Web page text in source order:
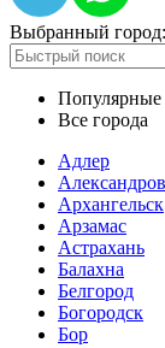
Выбранный город:
Популярные
Все города
Адлер
Александров
Архангельск
Арзамас
Астрахань
Балахна
Белгород
Богородск
Бор